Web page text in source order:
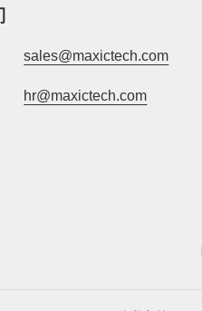
sales@maxictech.com
hr@maxictech.com